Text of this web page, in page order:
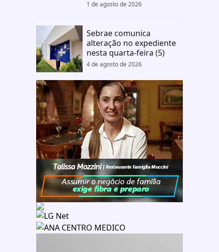
1 de agosto de 2026
Sebrae comunica
alteração no expediente
nesta quarta-feira (5)
4 de agosto de 2026